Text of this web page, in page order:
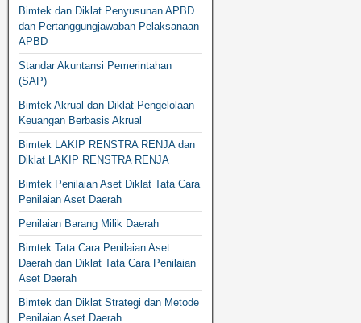
Bimtek dan Diklat Penyusunan APBD
dan Pertanggungjawaban Pelaksanaan
APBD
Standar Akuntansi Pemerintahan
(SAP)
Bimtek Akrual dan Diklat Pengelolaan
Keuangan Berbasis Akrual
Bimtek LAKIP RENSTRA RENJA dan
Diklat LAKIP RENSTRA RENJA
Bimtek Penilaian Aset Diklat Tata Cara
Penilaian Aset Daerah
Penilaian Barang Milik Daerah
Bimtek Tata Cara Penilaian Aset
Daerah dan Diklat Tata Cara Penilaian
Aset Daerah
Bimtek dan Diklat Strategi dan Metode
Penilaian Aset Daerah